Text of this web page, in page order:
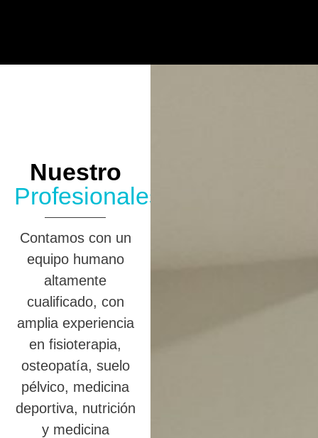
Nuestro
Profesionales
Contamos con un
equipo humano
altamente
cualificado, con
amplia experiencia
en fisioterapia,
osteopatía, suelo
pélvico, medicina
deportiva, nutrición
y medicina